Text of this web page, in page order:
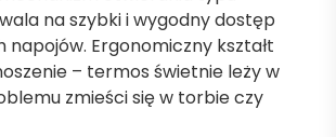
na szybki i wygodny dostęp
napojów. Ergonomiczny kształt
– termos świetnie leży w
zmieści się w torbie czy